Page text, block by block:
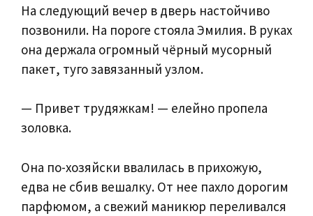
На следующий вечер в дверь настойчиво
позвонили. На пороге стояла Эмилия. В руках
она держала огромный чёрный мусорный
пакет, туго завязанный узлом.
— Привет трудяжкам! — елейно пропела
золовка.
Она по-хозяйски ввалилась в прихожую,
едва не сбив вешалку. От нее пахло дорогим
парфюмом, а свежий маникюр переливался